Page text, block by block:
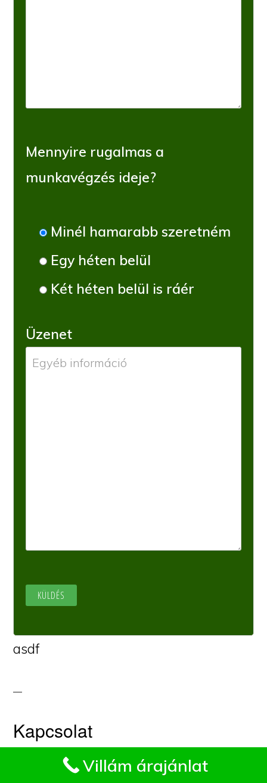
Mennyire rugalmas a
munkavégzés ideje?
Minél hamarabb szeretném
Egy héten belül
Két héten belül is ráér
Üzenet
asdf
Kapcsolat
Villám árajánlat